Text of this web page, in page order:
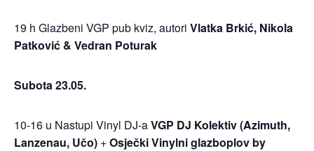
19 h Glazbeni VGP pub kviz, autori Vlatka Brkić, Nikola
Patković & Vedran Poturak
Subota 23.05.
10-16 u Nastupi Vinyl DJ-aVGP DJ Kolektiv (Azimuth,
Lanzenau, Učo) +Osječki Vinylni glazboplov by